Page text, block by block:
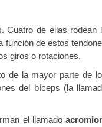
Cuatro de ellas rodean
función de estos
giros o rotaciones.
de la mayor parte de
del bíceps (la
el llamado